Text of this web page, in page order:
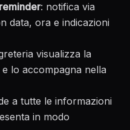
: notifica via
data, ora e indicazioni
visualizza la
lo accompagna nella
a tutte le informazioni
in modo